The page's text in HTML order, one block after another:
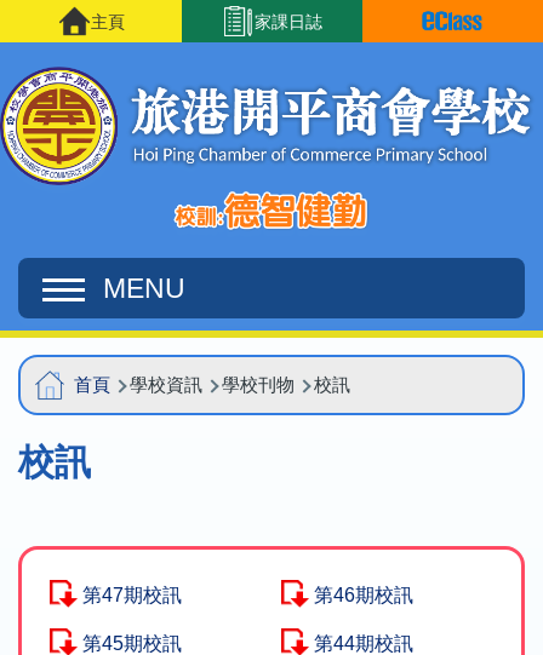
移至主內容 家課日誌
主頁
MENU
Main
navigation
導
航
連
首頁 學校資訊 學校刊物 校訊
校訊
第47期校訊 第46期校訊
第45期校訊 第44期校訊